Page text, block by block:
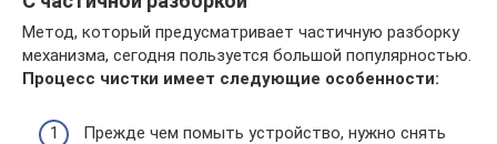
Метод, который предусматривает частичную разборку
механизма, сегодня пользуется большой популярностью.
Процесс чистки имеет следующие особенности:
Прежде чем помыть устройство, нужно снять